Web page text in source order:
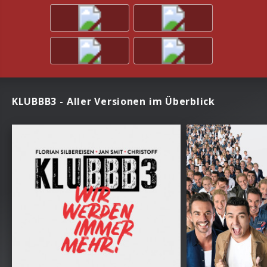
KLUBBB3 - Aller Versionen im Überblick